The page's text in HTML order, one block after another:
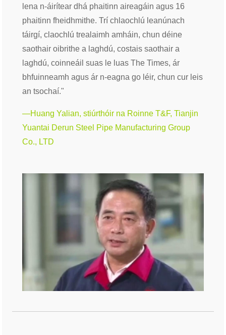
lena n-áirítear dhá phaitinn aireagáin agus 16
phaitinn fheidhmithe. Trí chlaochlú leanúnach
táirgí, claochlú trealaimh amháin, chun déine
saothair oibrithe a laghdú, costais saothair a
laghdú, coinneáil suas le luas The Times, ár
bhfuinneamh agus ár n-eagna go léir, chun cur leis
an tsochaí."
—Huang Yalian, stiúrthóir na Roinne T&F, Tianjin
Yuantai Derun Steel Pipe Manufacturing Group
Co., LTD